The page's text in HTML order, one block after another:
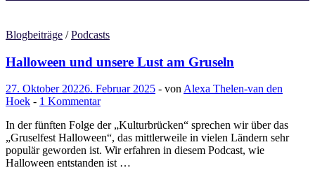
Blogbeiträge /Podcasts
Halloween und unsere Lust am Gruseln
27. Oktober 20226. Februar 2025 - von Alexa Thelen-van den
Hoek - 1 Kommentar
In der fünften Folge der „Kulturbrücken“ sprechen wir über das
„Gruselfest Halloween“, das mittlerweile in vielen Ländern sehr
populär geworden ist. Wir erfahren in diesem Podcast, wie
Halloween entstanden ist …